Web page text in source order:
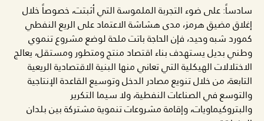
سادساً: على ضوء التجربة الملموسة التي أثبتت، خصوصاً خلال
إغلاق مضيق هرمز، مدى هشاشة الاعتماد على الريع النفطي
كمورد شبه وحيد، فإن الحاجة باتت ملحة لوضع مشروع تنموي
وطني بديل يستهدف بناء اقتصاد منتج ومتطور ومستقل، يعالج
الاختلالات الهيكلية التي تعاني منها البنية الاقتصادية الريعية
التابعة، من خلال تنويع مصادر الدخل وتوسيع القاعدة الإنتاجية
والتوسع في الصناعات النفطية، ولا سيما التكرير
والبتروكيماويات، وإقامة مشروعات تنموية مشتركة بين بلدان